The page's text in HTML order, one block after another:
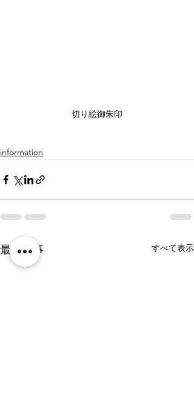
切り絵御朱印
information
最新記事 すべて表示